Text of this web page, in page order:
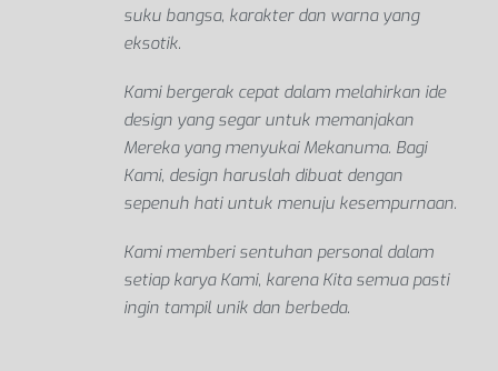
suku bangsa, karakter dan warna yang
eksotik.
Kami bergerak cepat dalam melahirkan ide
design yang segar untuk memanjakan
Mereka yang menyukai Mekanuma. Bagi
Kami, design haruslah dibuat dengan
sepenuh hati untuk menuju kesempurnaan.
Kami memberi sentuhan personal dalam
setiap karya Kami, karena Kita semua pasti
ingin tampil unik dan berbeda.